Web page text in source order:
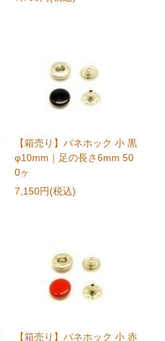
【箱売り】バネホック 小 黒
φ10mm｜足の長さ6mm 50
0ヶ
7,150円(税込)
【箱売り】バネホック 小 赤